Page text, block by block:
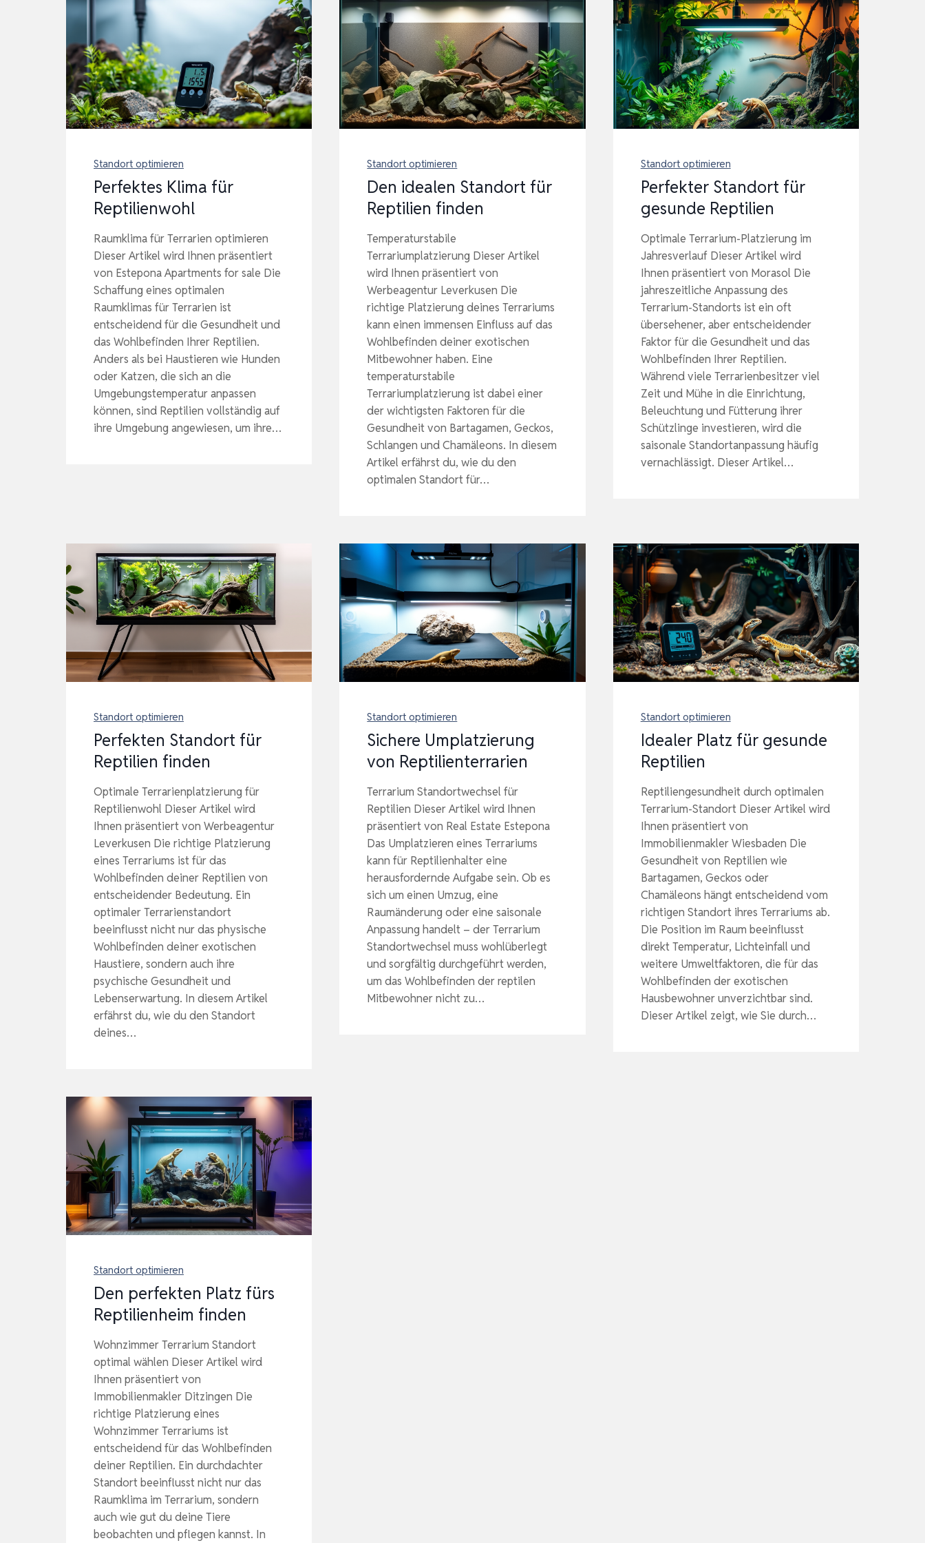
Standort optimieren
Perfektes Klima für
Reptilienwohl
Raumklima für Terrarien optimieren
Dieser Artikel wird Ihnen präsentiert
von Estepona Apartments for sale Die
Schaffung eines optimalen
Raumklimas für Terrarien ist
entscheidend für die Gesundheit und
das Wohlbefinden Ihrer Reptilien.
Anders als bei Haustieren wie Hunden
oder Katzen, die sich an die
Umgebungstemperatur anpassen
können, sind Reptilien vollständig auf
ihre Umgebung angewiesen, um ihre…
Standort optimieren
Den idealen Standort für
Reptilien finden
Temperaturstabile
Terrariumplatzierung Dieser Artikel
wird Ihnen präsentiert von
Werbeagentur Leverkusen Die
richtige Platzierung deines Terrariums
kann einen immensen Einfluss auf das
Wohlbefinden deiner exotischen
Mitbewohner haben. Eine
temperaturstabile
Terrariumplatzierung ist dabei einer
der wichtigsten Faktoren für die
Gesundheit von Bartagamen, Geckos,
Schlangen und Chamäleons. In diesem
Artikel erfährst du, wie du den
optimalen Standort für…
Standort optimieren
Perfekter Standort für
gesunde Reptilien
Optimale Terrarium-Platzierung im
Jahresverlauf Dieser Artikel wird
Ihnen präsentiert von Morasol Die
jahreszeitliche Anpassung des
Terrarium-Standorts ist ein oft
übersehener, aber entscheidender
Faktor für die Gesundheit und das
Wohlbefinden Ihrer Reptilien.
Während viele Terrarienbesitzer viel
Zeit und Mühe in die Einrichtung,
Beleuchtung und Fütterung ihrer
Schützlinge investieren, wird die
saisonale Standortanpassung häufig
vernachlässigt. Dieser Artikel…
Standort optimieren
Perfekten Standort für
Reptilien finden
Optimale Terrarienplatzierung für
Reptilienwohl Dieser Artikel wird
Ihnen präsentiert von Werbeagentur
Leverkusen Die richtige Platzierung
eines Terrariums ist für das
Wohlbefinden deiner Reptilien von
entscheidender Bedeutung. Ein
optimaler Terrarienstandort
beeinflusst nicht nur das physische
Wohlbefinden deiner exotischen
Haustiere, sondern auch ihre
psychische Gesundheit und
Lebenserwartung. In diesem Artikel
erfährst du, wie du den Standort
deines…
Standort optimieren
Sichere Umplatzierung
von Reptilienterrarien
Terrarium Standortwechsel für
Reptilien Dieser Artikel wird Ihnen
präsentiert von Real Estate Estepona
Das Umplatzieren eines Terrariums
kann für Reptilienhalter eine
herausfordernde Aufgabe sein. Ob es
sich um einen Umzug, eine
Raumänderung oder eine saisonale
Anpassung handelt – der Terrarium
Standortwechsel muss wohlüberlegt
und sorgfältig durchgeführt werden,
um das Wohlbefinden der reptilen
Mitbewohner nicht zu…
Standort optimieren
Idealer Platz für gesunde
Reptilien
Reptiliengesundheit durch optimalen
Terrarium-Standort Dieser Artikel wird
Ihnen präsentiert von
Immobilienmakler Wiesbaden Die
Gesundheit von Reptilien wie
Bartagamen, Geckos oder
Chamäleons hängt entscheidend vom
richtigen Standort ihres Terrariums ab.
Die Position im Raum beeinflusst
direkt Temperatur, Lichteinfall und
weitere Umweltfaktoren, die für das
Wohlbefinden der exotischen
Hausbewohner unverzichtbar sind.
Dieser Artikel zeigt, wie Sie durch…
Standort optimieren
Den perfekten Platz fürs
Reptilienheim finden
Wohnzimmer Terrarium Standort
optimal wählen Dieser Artikel wird
Ihnen präsentiert von
Immobilienmakler Ditzingen Die
richtige Platzierung eines
Wohnzimmer Terrariums ist
entscheidend für das Wohlbefinden
deiner Reptilien. Ein durchdachter
Standort beeinflusst nicht nur das
Raumklima im Terrarium, sondern
auch wie gut du deine Tiere
beobachten und pflegen kannst. In